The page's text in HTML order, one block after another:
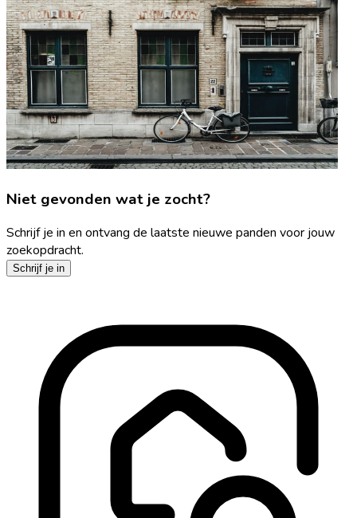
Niet gevonden wat je zocht?
Schrijf je in en ontvang de laatste nieuwe panden voor jouw
zoekopdracht.
Schrijf je in